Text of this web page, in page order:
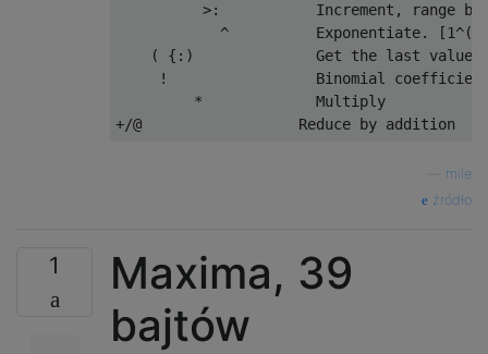
>:           Increment, range
^          Exponentiate.
( {:)              Get the last value,
!                 Binomial
         *             Multiply
mile
źródło
1
Maxima, 39
bajtów